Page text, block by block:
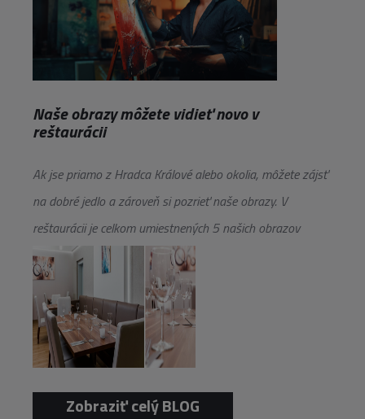
Naše obrazy môžete vidieť novo v
reštaurácii
Ak jse priamo z Hradca Králové alebo okolia, môžete zájsť
na dobré jedlo a zároveň si pozrieť naše obrazy. V
reštaurácii je celkom umiestnených 5 našich obrazov
Zobraziť celý BLOG